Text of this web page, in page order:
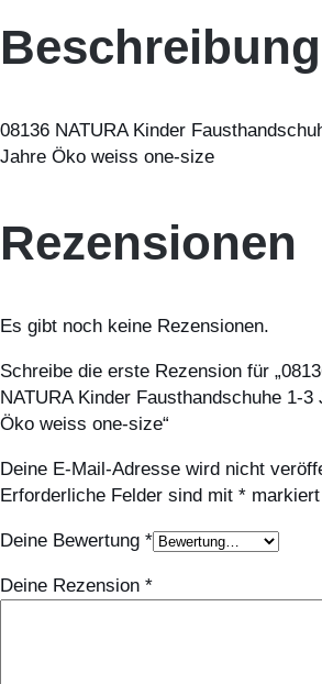
A
K
d
e
a
u
s
t
a
n
s
c
h
Beschreibung
08136 NATURA Kinder
Jahre Öko weiss one-size
Rezensionen
Es gibt noch keine Rezensionen.
Schreibe die erste Rezension für
NATURA Kinder Fausthandschuhe 1-3
Öko weiss one-size“
Deine E-Mail-Adresse wird nicht
Erforderliche Felder sind mit * markiert
Deine Bewertung *
Deine Rezension *